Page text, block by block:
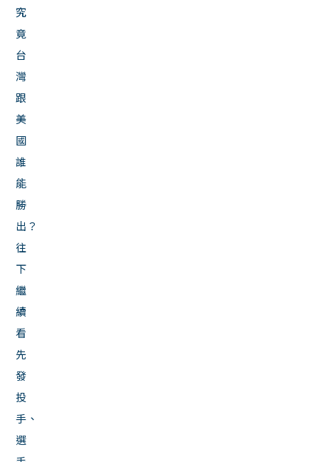
究
竟
台
灣
跟
美
國
誰
能
勝
出？
往
下
繼
續
看
先
發
投
手、
選